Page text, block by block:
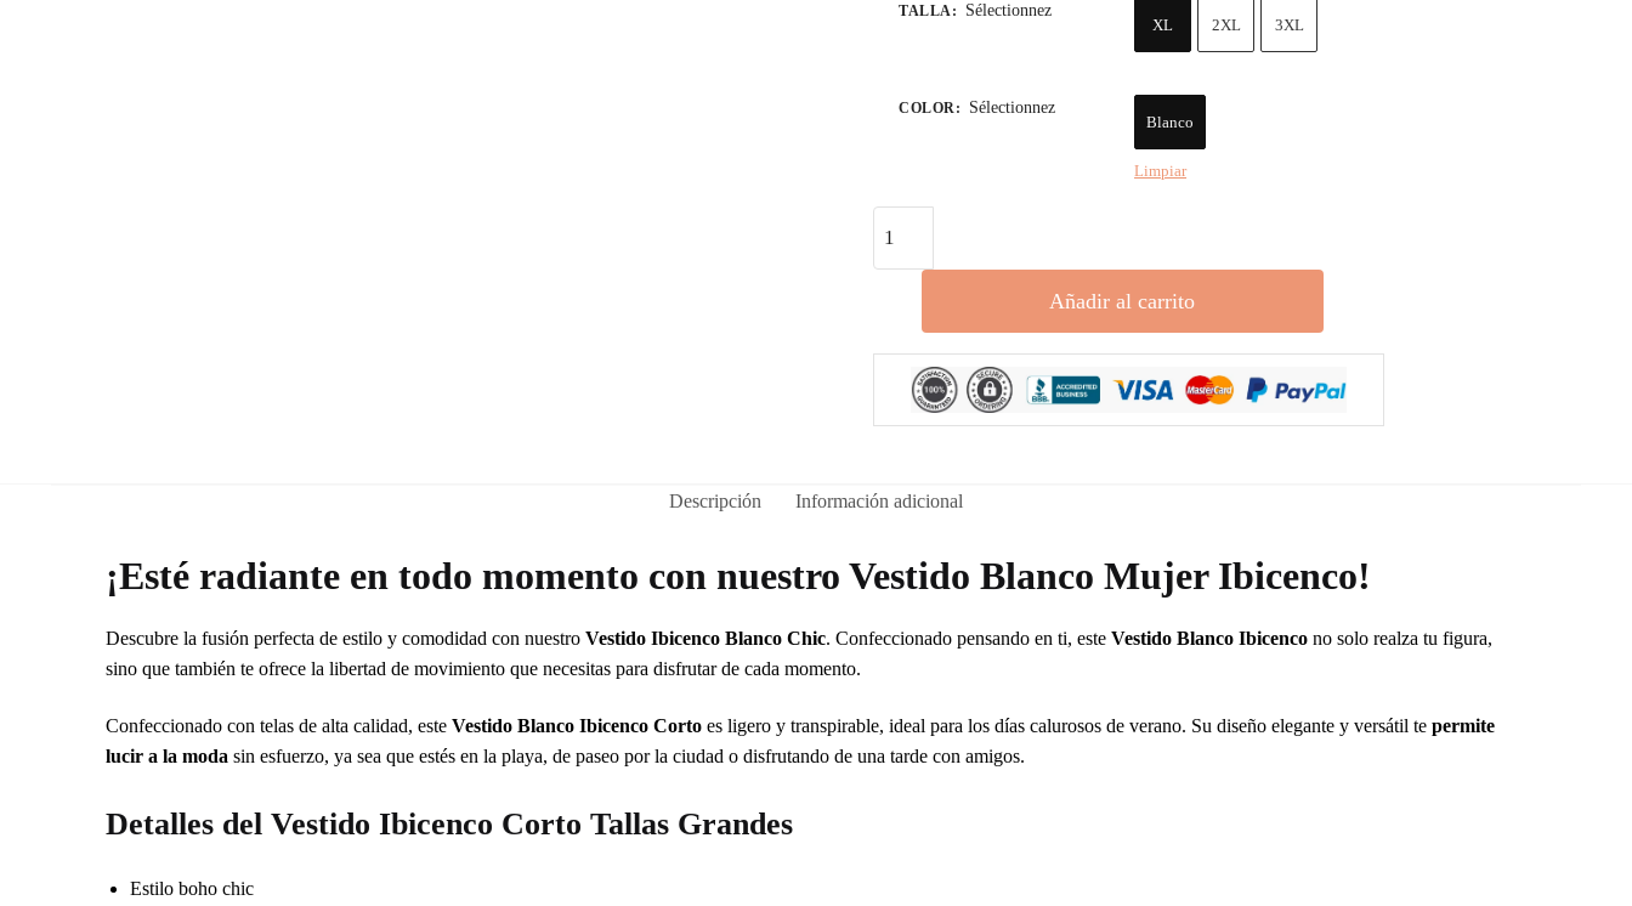
TALLA:
Sélectionnez
XL
2XL 3XL
COLOR:
Sélectionnez
Blanco
Limpiar
Ibicenco
cantidad
Añadir al carrito
Descripción Información adicional
¡Esté radiante en todo momento con nuestro Vestido Blanco Mujer Ibicenco!
Descubre la fusión perfecta de estilo y comodidad con nuestroVestido Ibicenco Blanco Chic. Confeccionado pensando en ti, esteVestido Blanco Ibicencono solo realza tu figura,
sino que también te ofrece la libertad de movimiento que necesitas para disfrutar de cada momento.
Confeccionado con telas de alta calidad, esteVestido Blanco Ibicenco Cortoes ligero y transpirable, ideal para los días calurosos de verano. Su diseño elegante y versátil tepermite
lucir a la moda sin esfuerzo, ya sea que estés en la playa, de paseo por la ciudad o disfrutando de una tarde con amigos.
Detalles del Vestido Ibicenco Corto Tallas Grandes
Estilo boho chic